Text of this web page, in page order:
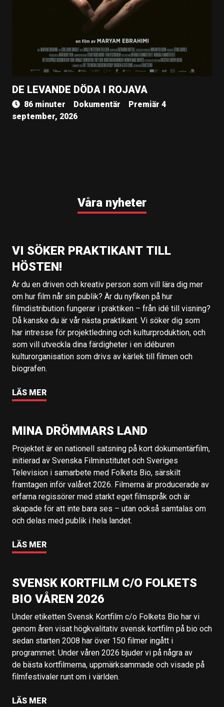
DE LEVANDE DÖDA I ROJAVA
86 minuter Dokumentär
Premiär 4
september, 2026
Våra nyheter
VI SÖKER PRAKTIKANT TILL
HÖSTEN!
Är du en driven och kreativ person som vill lära dig mer
om hur film når sin publik? Är du nyfiken på hur
filmdistribution fungerar i praktiken – från idé till visning?
Då kanske du är vår nästa praktikant. Vi söker dig som
har intresse för projektledning och kulturproduktion, och
som vill utveckla dina färdigheter i en idéburen
kulturorganisation som drivs av kärlek till filmen och
biografen.
LÄS MER
MINA DRÖMMARS LAND
Projektet är en nationell satsning på kort dokumentärfilm,
initierad av Svenska Filminstitutet och Sveriges
Television i samarbete med Folkets Bio, särskilt
framtagen inför valåret 2026. Filmerna är producerade av
erfarna regissörer med starkt eget filmspråk och är
skapade för att inte bara ses – utan också samtalas om
och delas med publik i hela landet.
LÄS MER
SVENSK KORTFILM C/O FOLKETS
BIO VÅREN 2026
Under etiketten Svensk Kortfilm c/o Folkets Bio har vi
genom åren visat högkvalitativ svensk kortfilm på bio och
sedan starten 2008 har över 150 filmer ingått i
programmet. Under våren 2026 bjuder vi på några av
de bästa kortfilmerna, uppmärksammade och visade på
filmfestivaler runt om i världen.
LÄS MER